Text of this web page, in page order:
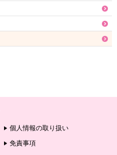
個人情報の取り扱い
免責事項